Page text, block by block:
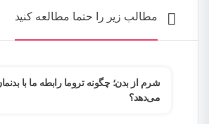
مطالب زیر را حتما مطالعه کنید
شرم از بدن؛ چگونه تروما رابطه ما با
می‌دهد؟